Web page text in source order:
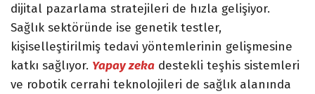
dijital pazarlama stratejileri de hızla gelişiyor.
Sağlık sektöründe ise genetik testler,
kişiselleştirilmiş tedavi yöntemlerinin gelişmesine
katkı sağlıyor. Yapay zeka destekli teşhis sistemleri
ve robotik cerrahi teknolojileri de sağlık alanında